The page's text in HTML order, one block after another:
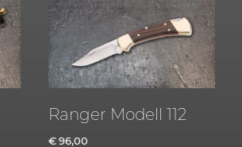
Ranger Modell 112
€96,00